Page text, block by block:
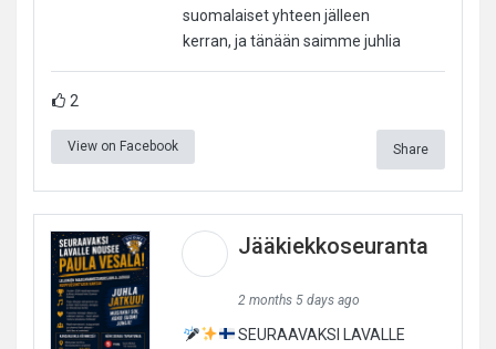
suomalaiset yhteen jälleen
kerran, ja tänään saimme juhlia
2
View on Facebook Share
Jääkiekkoseuranta
2 months 5 days ago
SEURAAVAKSI LAVALLE